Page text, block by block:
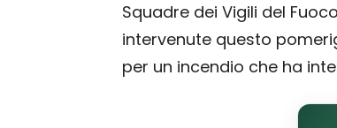
Squadre dei Vigili del
intervenute questo
per un incendio che ha